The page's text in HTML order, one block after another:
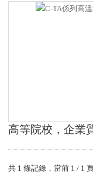
高等院校，企
共 1 條記錄，當前 1